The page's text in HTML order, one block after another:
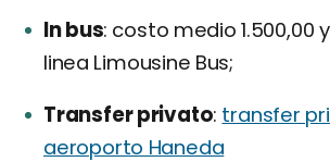
In bus costo medio 1.500,00
linea Limousine Bus;
Transfer privato transfer
aeroporto Haneda